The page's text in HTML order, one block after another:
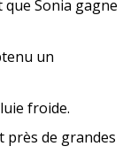
Sonia gagne
un
froide.
de grandes